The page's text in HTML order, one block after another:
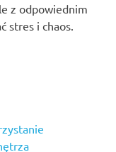
z odpowiednim
stres i chaos.